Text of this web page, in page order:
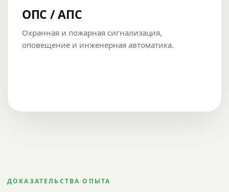
ОПС / АПС
Охранная и пожарная сигнализация,
оповещение и инженерная автоматика.
ДОКАЗАТЕЛЬСТВА ОПЫТА